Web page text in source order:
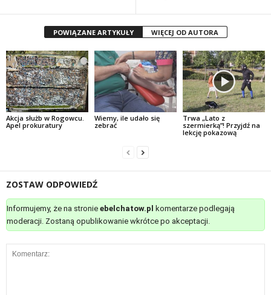
POWIĄZANE ARTYKUŁY WIĘCEJ OD AUTORA
Akcja służb w Rogowcu.
Apel prokuratury
Wiemy, ile udało się
zebrać
Trwa „Lato z
szermierką”! Przyjdź na
lekcję pokazową
ZOSTAW ODPOWIEDŹ
Informujemy, że na stronie ebelchatow.pl
komentarze podlegają
moderacji. Zostaną opublikowanie wkrótce po akceptacji.